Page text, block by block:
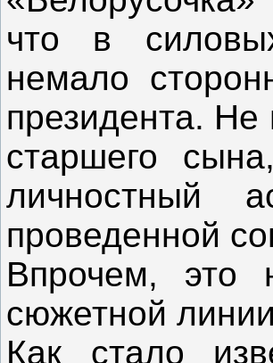
что в
немало
президента. Не
старшего
личностный
проведенной
Впрочем, это
сюжетной
Как стало